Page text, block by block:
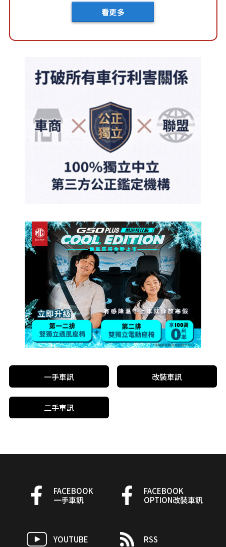
看更多
一手車訊 改裝車訊
二手車訊
FACEBOOK
一手車訊
FACEBOOK
OPTION改裝車訊
YOUTUBE RSS